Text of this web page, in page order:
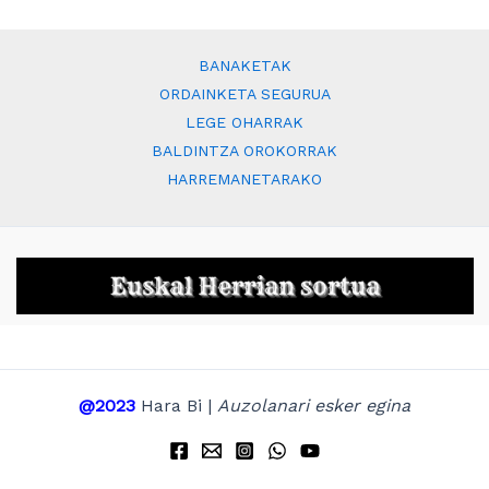
BANAKETAK
ORDAINKETA SEGURUA
LEGE OHARRAK
BALDINTZA OROKORRAK
HARREMANETARAKO
@2023 Hara Bi | Auzolanari esker egina